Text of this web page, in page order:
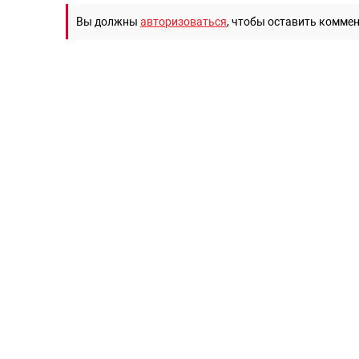
Вы должны авторизоваться, чтобы оставить